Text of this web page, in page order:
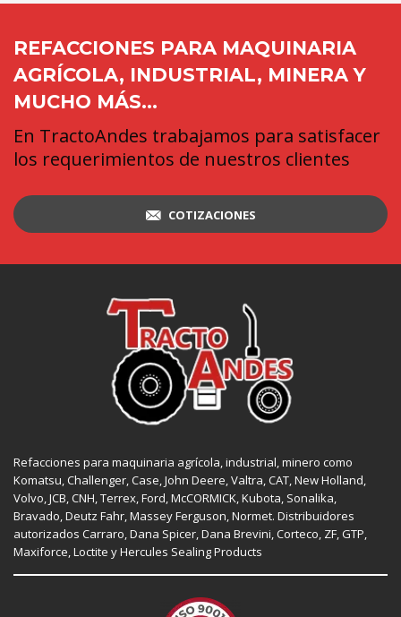
REFACCIONES PARA MAQUINARIA
AGRÍCOLA, INDUSTRIAL, MINERA Y
MUCHO MÁS...
En TractoAndes trabajamos para satisfacer
los requerimientos de nuestros clientes
COTIZACIONES
Refacciones para maquinaria agrícola, industrial, minero como
Komatsu, Challenger, Case John Deere , Valtra, CAT New Holland
Volvo, JCB CNH , Terrex, Ford , McCORMICK, Kubota , Sonalika,
Bravado, Deutz Fahr, Massey Ferguson Normet. Distribuidores
autorizados Carraro Dana Spicer , Dana Brevini, Corteco ZF GTP
Maxiforce, Loctite y Hercules Sealing Products